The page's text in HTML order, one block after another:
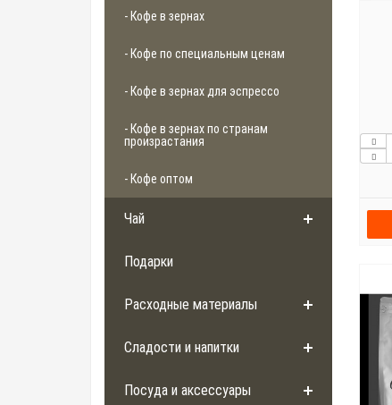
- Кофе в зернах
- Кофе по специальным ценам
- Кофе в зернах для эспрессо
- Кофе в зернах по странам
произрастания
- Кофе оптом
Чай
Подарки
Расходные материалы
Сладости и напитки
Посуда и аксессуары